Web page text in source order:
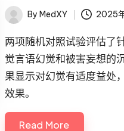
Posted
by
By MedXY 2025
两项随机对照试验评估了
觉言语幻觉和被害妄想的
果显示对幻觉有适度益处
效果。
Read More